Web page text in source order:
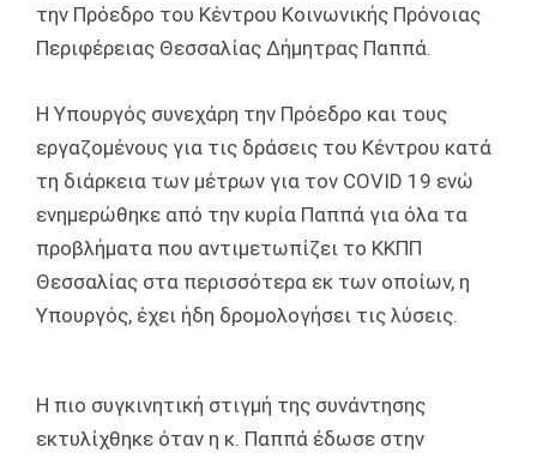
την Πρόεδρο του Κέντρου Κοινωνικής Πρόνοιας
Περιφέρειας Θεσσαλίας Δήμητρας Παππά.
Η Υπουργός συνεχάρη την Πρόεδρο και τους
εργαζομένους για τις δράσεις του Κέντρου κατά
τη διάρκεια των μέτρων για τον COVID 19 ενώ
ενημερώθηκε από την κυρία Παππά για όλα τα
προβλήματα που αντιμετωπίζει το ΚΚΠΠ
Θεσσαλίας στα περισσότερα εκ των οποίων, η
Υπουργός, έχει ήδη δρομολογήσει τις λύσεις.
Η πιο συγκινητική στιγμή της συνάντησης
εκτυλίχθηκε όταν η κ. Παππά έδωσε στην